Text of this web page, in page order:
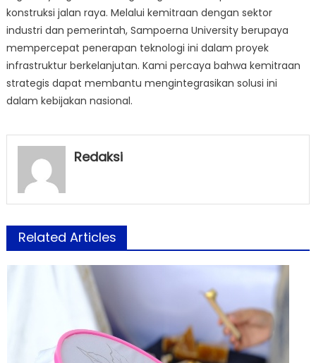
konstruksi jalan raya. Melalui kemitraan dengan sektor
industri dan pemerintah, Sampoerna University berupaya
mempercepat penerapan teknologi ini dalam proyek
infrastruktur berkelanjutan. Kami percaya bahwa kemitraan
strategis dapat membantu mengintegrasikan solusi ini
dalam kebijakan nasional.
Redaksi
Related Articles